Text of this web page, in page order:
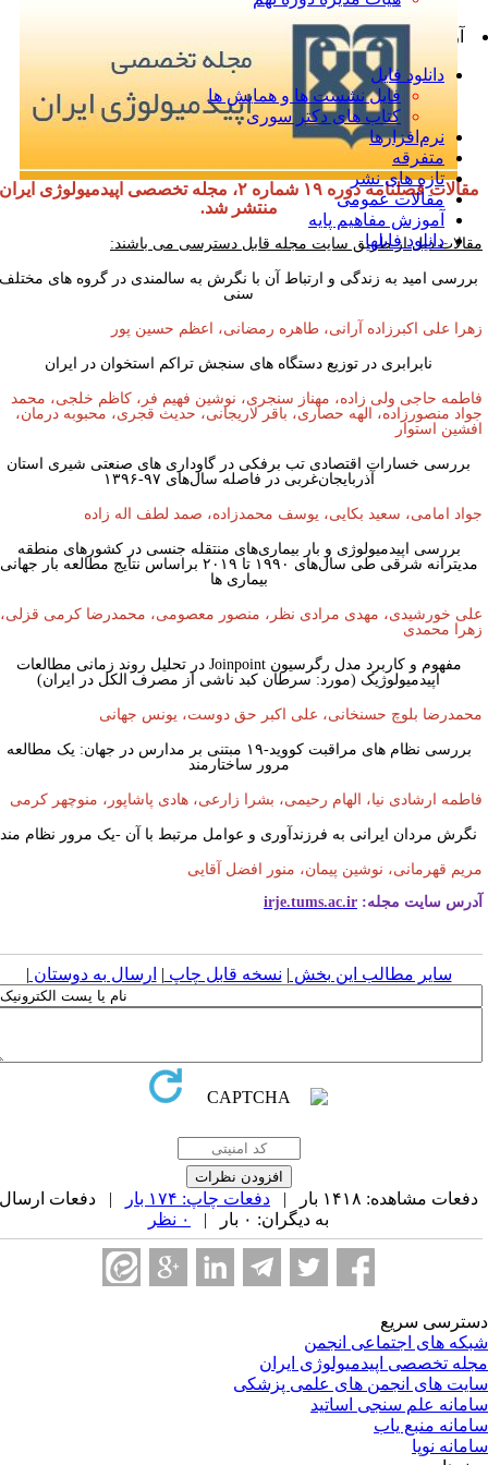
آرشیو، مستندات و بایگانی
دانلود فایل
فایل نشست ها و همایش ها
کتاب های دکتر سوری
نرم‌افزارها
متفرقه
تازه های نشر
مقالات عمومی
آموزش مفاهیم پایه
دانلود فایلها
مقالات فصلنامه دوره ۱۹ شماره ۲، مجله تخصصی اپیدمیولوژی ایران
منتشر شد.
ذیل از طریق سایت مجله قابل دسترسی می باشند:
بررسی امید به زندگی و ارتباط آن با نگرش به سالمندی در گروه های مختلف
سنی
علی اکبرزاده آرانی، طاهره رمضانی، اعظم حسین پور
نابرابری در توزیع دستگاه های سنجش تراکم استخوان در ایران
حاجی ولی زاده، مهناز سنجری، نوشین فهیم فر، کاظم خلجی، محمد
منصورزاده، الهه حصاری، باقر لاریجانی، حدیث قجری، محبوبه درمان،
استوار
بررسی خسارات اقتصادی تب ‌برفکی در گاوداری های صنعتی شیری استان
آذربایجان‌غربی در فاصله سال‌های ۹۷-۱۳۹۶
امامی، سعید بکایی، یوسف محمدزاده، صمد لطف اله زاده
بررسی اپیدمیولوژی و بار بیماری‌های منتقله جنسی در کشورهای منطقه
مدیترانه شرقی طی سال‌های ۱۹۹۰ تا ۲۰۱۹ براساس نتایج مطالعه بار جهانی
بیماری ها
خورشیدی، مهدی مرادی نظر، منصور معصومی، محمدرضا کرمی قزلی،
محمدی
مفهوم و کاربرد مدل رگرسیون Joinpoint در تحلیل روند زمانی مطالعات
اپیدمیولوژیک (مورد: سرطان کبد ناشی از مصرف الکل در ایران)
بلوچ حسنخانی، علی اکبر حق دوست، یونس جهانی
بررسی نظام های مراقبت کووید-۱۹ مبتنی بر مدارس در جهان: یک مطالعه
مرور ساختارمند
ارشادی نیا، الهام رحیمی، بشرا زارعی، هادی پاشاپور، منوچهر کرمی
نگرش مردان ایرانی به فرزندآوری و عوامل مرتبط با آن -یک مرور نظام مند
قهرمانی، نوشین پیمان، منور افضل آقایی
سایت مجله:irje.tums.ac.ir
سایر مطالب این بخش | نسخه قابل چاپ| ارسال به دوستان|
دفعات مشاهده: ۱۴۱۸ بار | دفعات چاپ: ۱۷۴ بار
| دفعات ارسال
به دیگران: ۰ بار |
سریع
های اجتماعی انجمن
تخصصی اپیدمیولوژی ایران
های انجمن های علمی پزشکی
علم سنجی اساتید
منبع یاب
نوپا